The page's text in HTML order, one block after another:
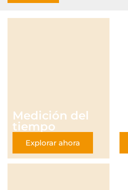
Medición del
tiempo
Explorar ahora